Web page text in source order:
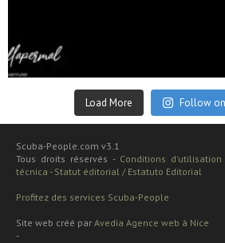
Sep 24
Load More Follow
Scuba-People.com v3.1
Tous droits réservés - Conditions d'utilisation
técnica - Statut éditorial / Estatuto Editorial
Profitez des services Scuba-People
Site web créé par Avedia Agence web à Nice
-